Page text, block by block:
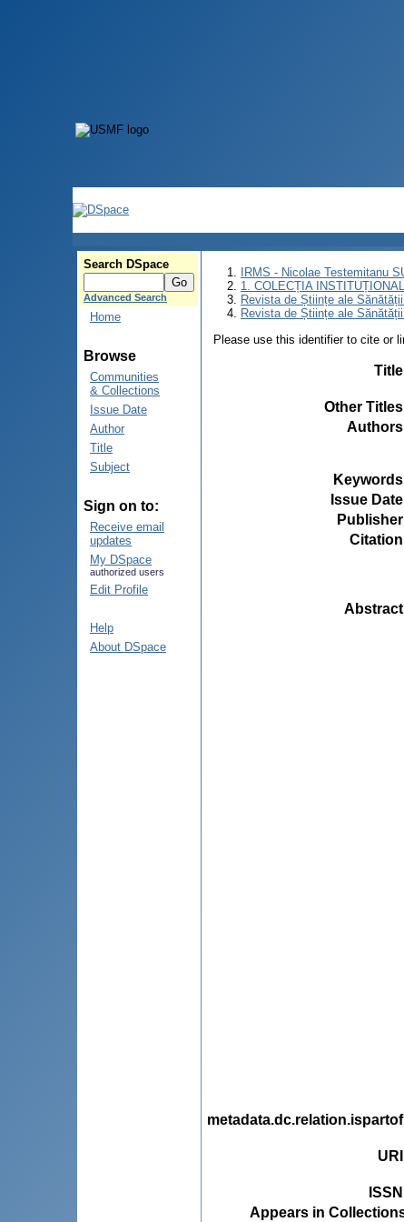
Search DSpace
Advanced Search
Home
Browse
Communities
& Collections
Issue Date
Author
Title
Subject
Sign on to:
Receive email
updates
My DSpace
authorized users
Edit Profile
Help
About DSpace
IRMS - Nicolae Testemitanu
1. COLECȚIA
Revista de Științe ale
Revista de Științe ale
Please use this identifier to cite or
Title
Other Titles
Authors
Keywords
Issue Date
Publisher
Citation
Abstract
metadata.dc.relation.ispartof
URI
ISSN
Appears in